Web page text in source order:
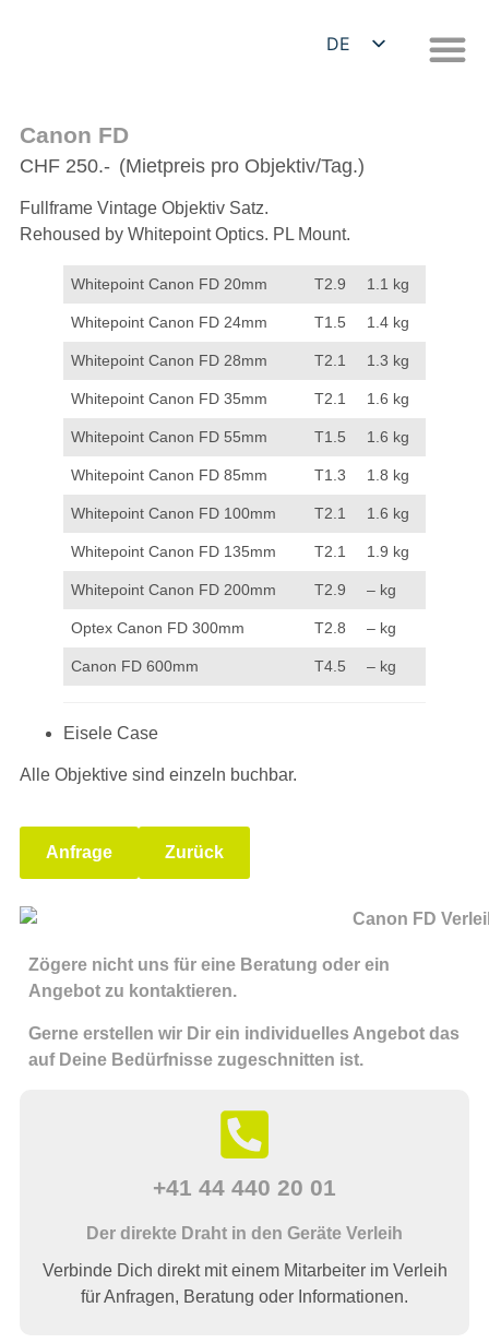
DE
Canon FD
CHF 250.- (Mietpreis pro Objektiv/Tag.)
Fullframe Vintage Objektiv Satz.
Rehoused by Whitepoint Optics. PL Mount.
Whitepoint Canon FD 20mm T2.9 1.1 kg
Whitepoint Canon FD 24mm T1.5 1.4 kg
Whitepoint Canon FD 28mm T2.1 1.3 kg
Whitepoint Canon FD 35mm T2.1 1.6 kg
Whitepoint Canon FD 55mm T1.5 1.6 kg
Whitepoint Canon FD 85mm T1.3 1.8 kg
Whitepoint Canon FD 100mm T2.1 1.6 kg
Whitepoint Canon FD 135mm T2.1 1.9 kg
Whitepoint Canon FD 200mm T2.9 – kg
Optex Canon FD 300mm T2.8 – kg
Canon FD 600mm T4.5 – kg
Eisele Case
Alle Objektive sind einzeln buchbar.
Anfrage Zurück
Zögere nicht uns für eine Beratung oder ein
Angebot zu kontaktieren.
Gerne erstellen wir Dir ein individuelles Angebot das
auf Deine Bedürfnisse zugeschnitten ist.
+41 44 440 20 01
Der direkte Draht in den Geräte Verleih
Verbinde Dich direkt mit einem Mitarbeiter im Verleih
für Anfragen, Beratung oder Informationen.